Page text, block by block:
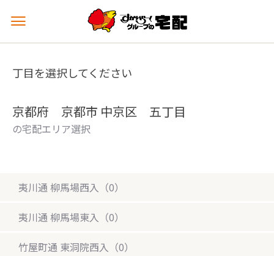
メ
ュ
を
丁目を選択してください
京都府 京都市 中京区 五丁目
の宅配エリア選択
夷川通 柳馬場西入（0）
夷川通 柳馬場東入（0）
竹屋町通 東洞院西入（0）